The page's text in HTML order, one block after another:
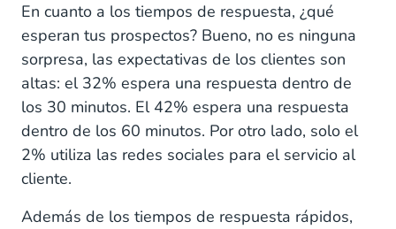
En cuanto a los tiempos de respuesta, ¿qué
esperan tus prospectos? Bueno, no es ninguna
sorpresa, las expectativas de los clientes son
altas: el 32% espera una respuesta dentro de
los 30 minutos. El 42% espera una respuesta
dentro de los 60 minutos. Por otro lado, solo el
2% utiliza las redes sociales para el servicio al
cliente.
Además de los tiempos de respuesta rápidos,